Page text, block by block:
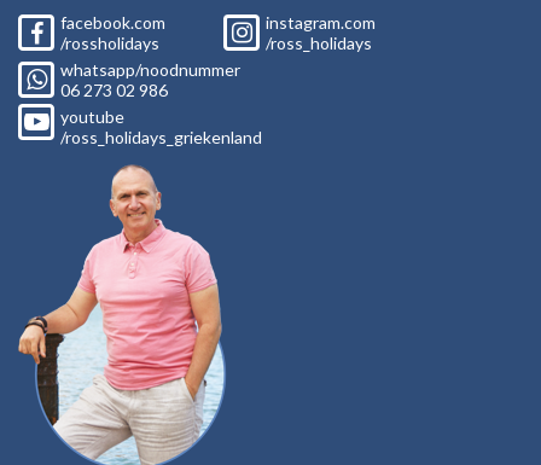
facebook.com
/rossholidays
instagram.com
/ross_holidays
whatsapp/noodnummer
06 273 02 986
youtube
/ross_holidays_griekenland